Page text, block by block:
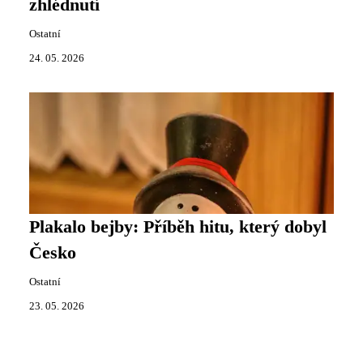
zhlédnutí
Ostatní
24. 05. 2026
Plakalo bejby: Příběh hitu, který dobyl
Česko
Ostatní
23. 05. 2026